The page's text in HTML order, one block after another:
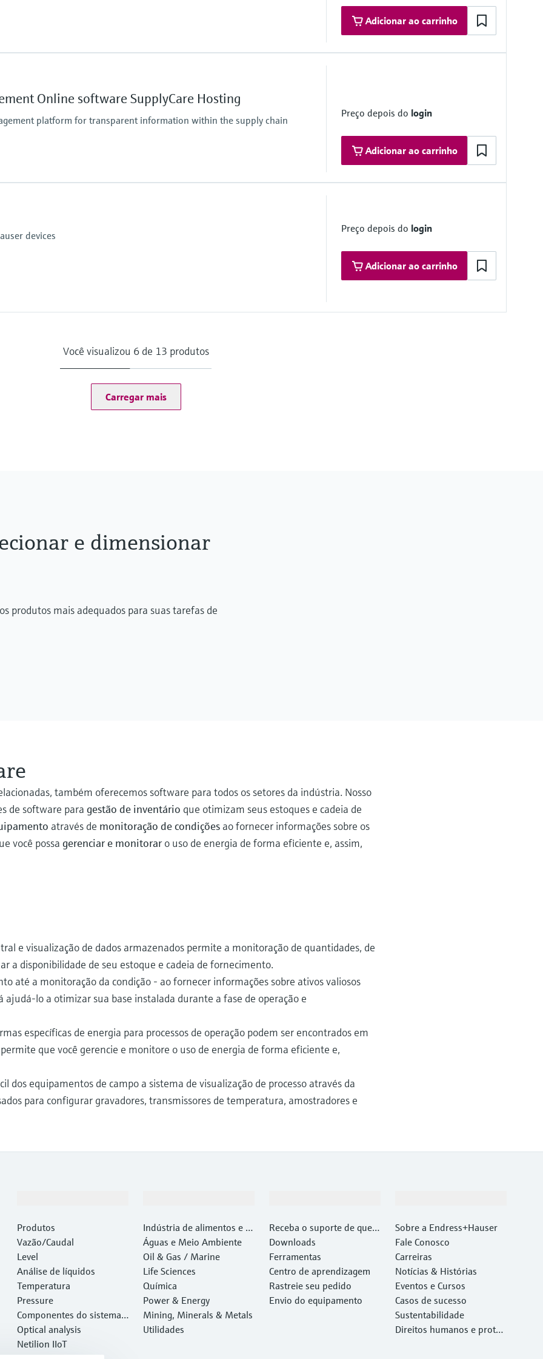
maritime Industrial PC or virtual machine on
Adicionar ao carrinho
Online software SupplyCare Hosting
platform for transparent information within the supply chain
Preço depois do login
Adicionar ao carrinho
devices
Preço depois do login
Adicionar ao carrinho
Você visualizou 6 de 13 produtos
Carregar mais
e dimensionar
produtos mais adequados para suas tarefas de
também oferecemos software para todos os setores da indústria. Nosso
de software para gestão de inventário que otimizam seus estoques e cadeia de
através de monitoração de condições ao fornecer informações sobre os
você possa gerenciar e monitoraro uso de energia de forma eficiente e, assim,
e visualização de dados armazenados permite a monitoração de quantidades, de
a disponibilidade de seu estoque e cadeia de fornecimento.
até a monitoração da condição - ao fornecer informações sobre ativos valiosos
lo a otimizar sua base instalada durante a fase de operação e
específicas de energia para processos de operação podem ser encontrados em
que você gerencie e monitore o uso de energia de forma eficiente e,
dos equipamentos de campo a sistema de visualização de processo através da
para configurar gravadores, transmissores de temperatura, amostradores e
Produtos
Vazão/Caudal
Level
Análise de líquidos
Temperatura
Pressure
Componentes do sistema e
gerenciadores de dados
Optical analysis
Netilion IIoT
Indústria de alimentos e b
ebidas
Águas e Meio Ambiente
Oil & Gas / Marine
Life Sciences
Química
Power & Energy
Mining, Minerals & Metals
Utilidades
Receba o suporte de que v
ocê precisa, rapidamente!
Downloads
Ferramentas
Centro de aprendizagem
Rastreie seu pedido
Envio do equipamento
Sobre a Endress+Hauser
Fale Conosco
Carreiras
Notícias & Histórias
Eventos e Cursos
Casos de sucesso
Sustentabilidade
Direitos humanos e proteç